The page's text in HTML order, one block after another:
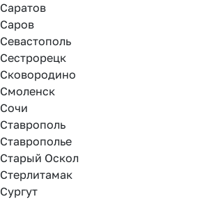
Саратов
Саров
Севастополь
Сестрорецк
Сковородино
Смоленск
Сочи
Ставрополь
Ставрополье
Старый Оскол
Стерлитамак
Сургут